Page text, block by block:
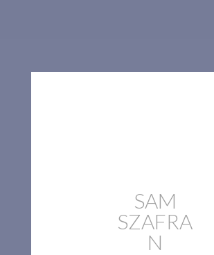
SAM
SZAFRA
N